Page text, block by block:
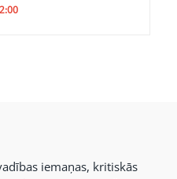
iemaņas, kritiskās